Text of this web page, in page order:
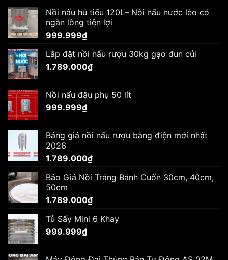
Nồi nấu hủ tiếu 120L– Nồi nấu nước lèo có
ngăn lồng tiện lợi
999.999₫
Lắp đặt nồi nấu rượu 30kg gạo đun củi
1.789.000₫
Nồi nấu đậu phụ 50 lít
999.999₫
Bảng giá nồi nấu rượu bằng điện mới nhất
2026
1.789.000₫
Báo Giá Nồi Tráng Bánh Cuốn 30cm, 40cm,
50cm
1.789.000₫
Tủ Sấy Mini 6 Khay
999.999₫